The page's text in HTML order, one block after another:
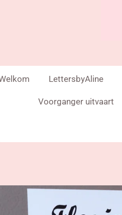
LettersbyAline
Voorganger uitvaart